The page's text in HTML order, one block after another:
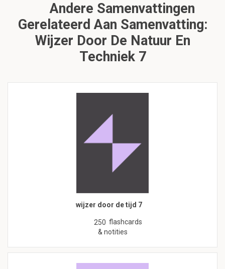
Andere Samenvattingen
Gerelateerd Aan Samenvatting:
Wijzer Door De Natuur En
Techniek 7
wijzer door de tijd 7
250 flashcards
& notities